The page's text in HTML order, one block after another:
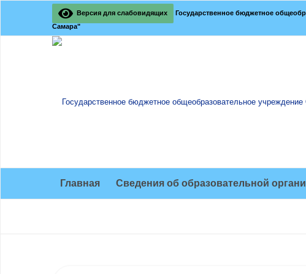
Версия для слабовидящих
Государственное бюджетное
Самара"
Главная Сведения об образовательной